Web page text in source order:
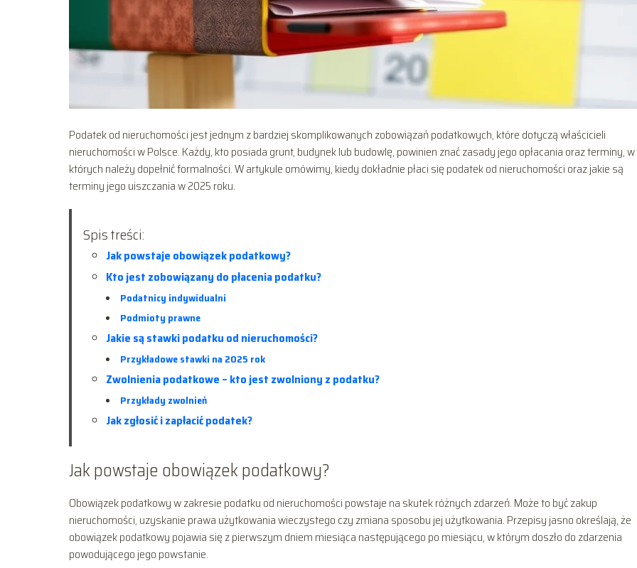
Podatek od nieruchomości jest jednym z bardziej skomplikowanych zobowiązań podatkowych, które dotyczą właścicieli
nieruchomości w Polsce. Każdy, kto posiada grunt, budynek lub budowlę, powinien znać zasady jego opłacania oraz terminy, w
których należy dopełnić formalności. W artykule omówimy, kiedy dokładnie płaci się podatek od nieruchomości oraz jakie są
terminy jego uiszczania w 2025 roku.
Spis treści:
Jak powstaje obowiązek podatkowy?
Kto jest zobowiązany do płacenia podatku?
Podatnicy indywidualni
Podmioty prawne
Jakie są stawki podatku od nieruchomości?
Przykładowe stawki na 2025 rok
Zwolnienia podatkowe – kto jest zwolniony z podatku?
Przykłady zwolnień
Jak zgłosić i zapłacić podatek?
Jak powstaje obowiązek podatkowy?
Obowiązek podatkowy w zakresie podatku od nieruchomości powstaje na skutek różnych zdarzeń. Może to być zakup
nieruchomości, uzyskanie prawa użytkowania wieczystego czy zmiana sposobu jej użytkowania. Przepisy jasno określają, że
obowiązek podatkowy pojawia się z pierwszym dniem miesiąca następującego po miesiącu, w którym doszło do zdarzenia
powodującego jego powstanie.